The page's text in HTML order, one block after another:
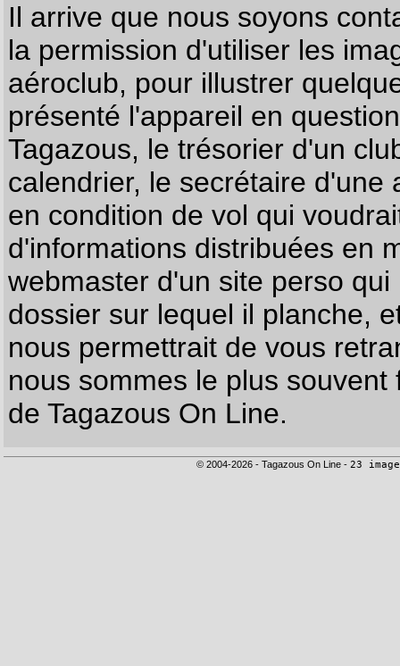
Il arrive que nous soyons
la permission d'utiliser les
aéroclub, pour illustrer
présenté l'appareil en
Tagazous, le trésorier d'un
calendrier, le secrétaire
en condition de vol qui
d'informations distribuées en
webmaster d'un site perso
dossier sur lequel il planche,
nous permettrait de vous
nous sommes le plus
de Tagazous On Line.
© 2004-2026 - Tagazous On Line - 23